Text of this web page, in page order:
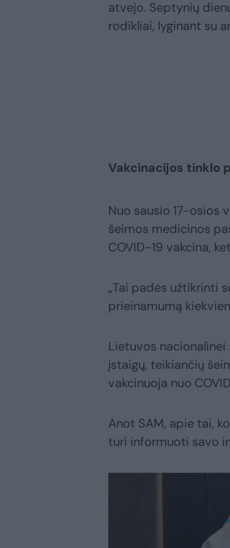
atvejo. Septynių
rodikliai, lyginant su
Vakcinacijos tinklo
Nuo sausio 17-osios
šeimos medicinos
COVID-19 vakcina,
„Tai padės užtikrinti
prieinamumą
Lietuvos
įstaigų, teikiančių
vakcinuoja nuo
Anot SAM, apie tai,
turi informuoti savo